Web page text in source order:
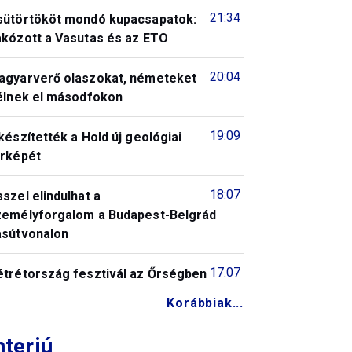
21:34
mondó kupacsapatok:
a Vasutas és az ETO
20:04
olaszokat, németeket
el másodfokon
19:09
a Hold új geológiai
18:07
elindulhat a
a Budapest-Belgrád
17:07
fesztivál az Őrségben
Korábbiak...